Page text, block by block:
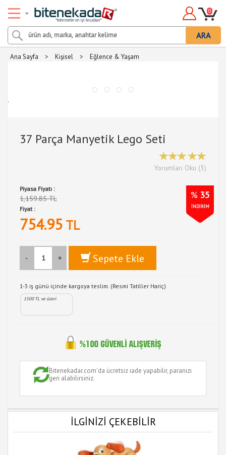
ARA
0
Ana Sayfa > Kişisel > Eğlence & Yaşam
.
37 Parça Manyetik Lego Seti
Yorumları Oku (3)
Piyasa Fiyatı :
1,159.85 TL % 35
İNDİRİM
Fiyat :
754.95 TL
- + Sepete Ekle
1-3 iş günü içinde kargoya teslim. (Resmi Tatiller Hariç)
1500 TL ve üzeri
Bitenekadar.com'da ücretsiz iade yapabilir, paranızı
geri alabilirsiniz.
İLGİNİZİ ÇEKEBİLİR